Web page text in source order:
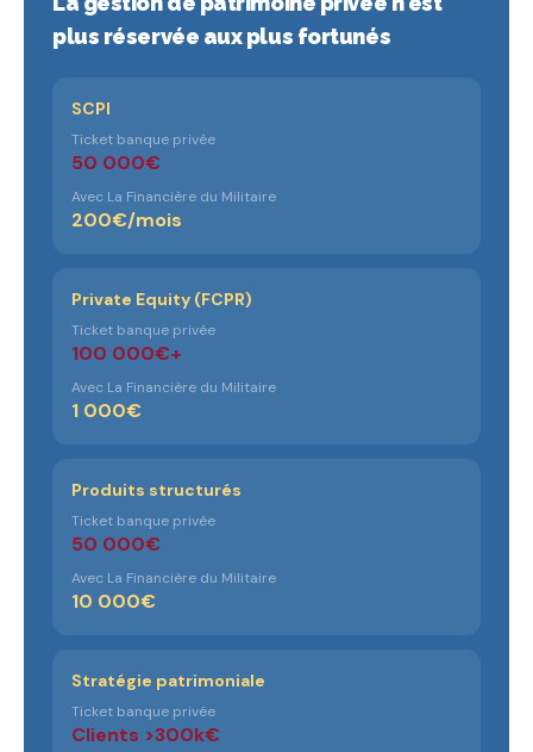
plus réservée aux plus fortunés
SCPI
Ticket banque privée
50 000€
Avec La Financière du Militaire
200€/mois
Private Equity (FCPR)
Ticket banque privée
100 000€+
Avec La Financière du Militaire
1 000€
Produits structurés
Ticket banque privée
50 000€
Avec La Financière du Militaire
10 000€
Stratégie patrimoniale
Ticket banque privée
Clients >300k€